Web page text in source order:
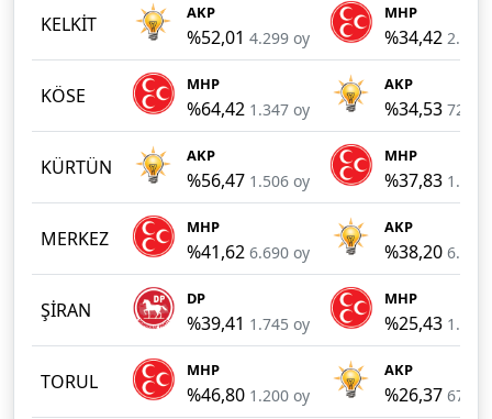
KELKİT AKP
%52,01 4.299 oy
MHP
%34,42 2.845
KÖSE MHP
%64,42 1.347 oy
AKP
%34,53 722
KÜRTÜN AKP
%56,47 1.506 oy
MHP
%37,83 1.009
MERKEZ MHP
%41,62 6.690 oy
AKP
%38,20 6.141
ŞİRAN DP
%39,41 1.745 oy
MHP
%25,43 1.126
TORUL MHP
%46,80 1.200 oy
AKP
%26,37 676